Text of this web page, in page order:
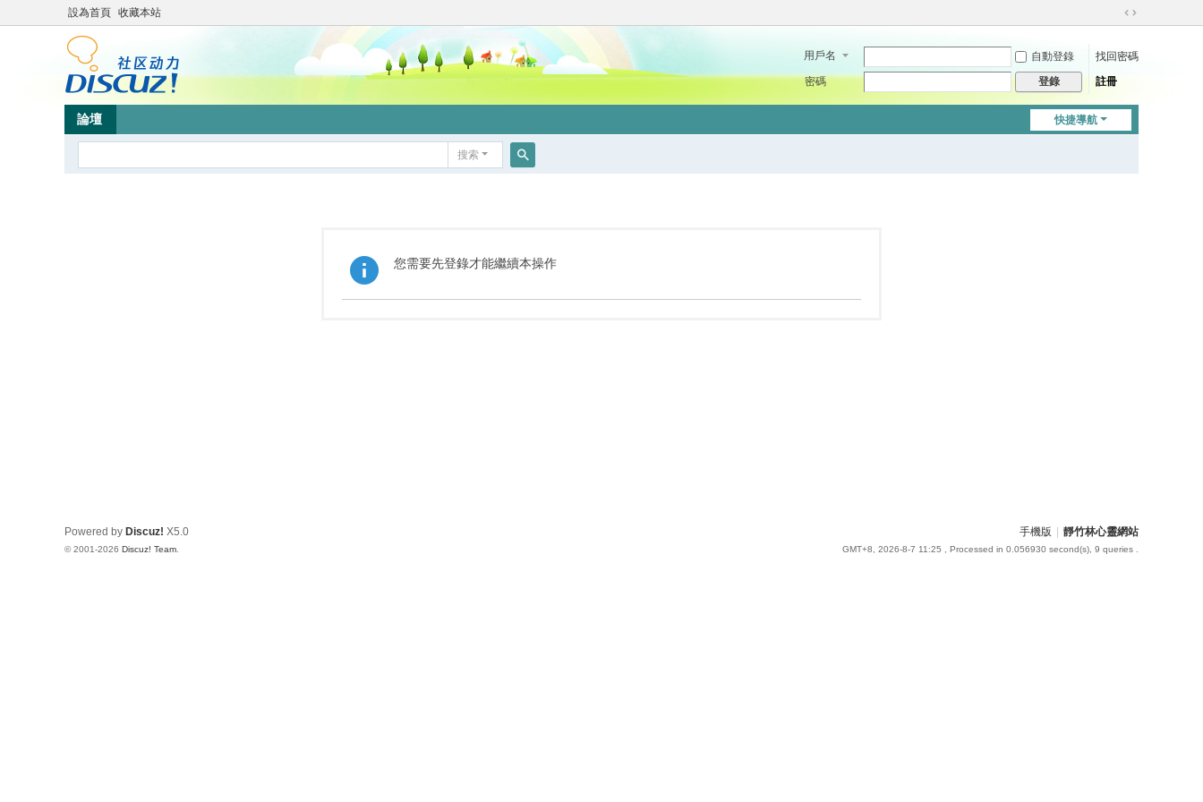
設為首頁 收藏本站
切
到
用戶名 自動登錄
找回密碼
密碼
登錄 註冊
快捷導航
論壇
搜索
您需要先登錄才能繼續本操作
手機版 靜竹林心靈網站
GMT+8, 2026-8-7 11:25 , Processed in 0.056930 second(s), 9 queries .
Powered by Discuz! X5.0
© 2001-2026 Discuz! Team